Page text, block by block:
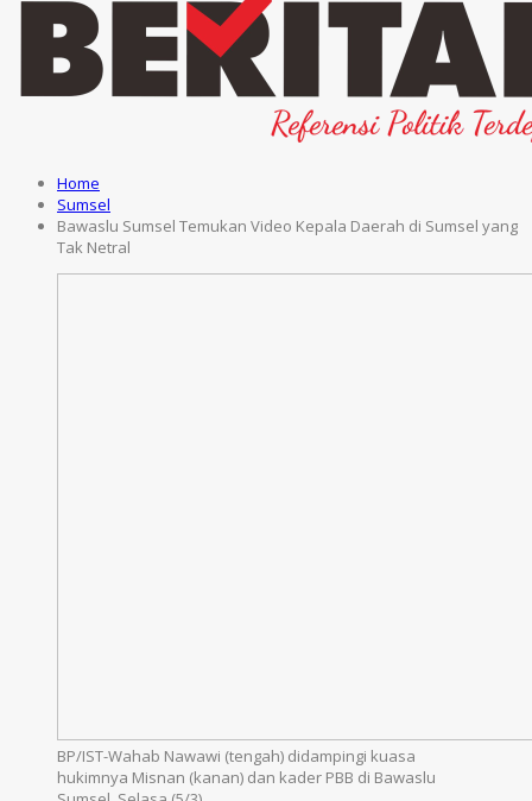
Home
Sumsel
Bawaslu Sumsel Temukan Video Kepala Daerah di Sumsel yang
Tak Netral
BP/IST-Wahab Nawawi (tengah) didampingi kuasa
hukimnya Misnan (kanan) dan kader PBB di Bawaslu